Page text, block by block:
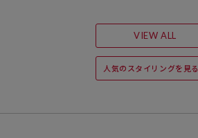
のカラー表記と異なる記載となっております。
【サイト表記：タグ表記】
・オフホワイト：OFF
・チャコールグレー：CHARCOAL
VIEW ALL
人気のスタイリングを見る